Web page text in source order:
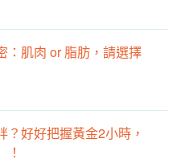
：肌肉 or 脂肪，請選擇
？好好把握黃金2小時，